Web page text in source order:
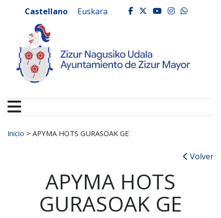
Ayuntamiento de
Castellano Euskara facebook
twitter
youtube
Buscar:
Inicio > APYMA HOTS GURASOAK GE
Volver
APYMA HOTS
GURASOAK GE